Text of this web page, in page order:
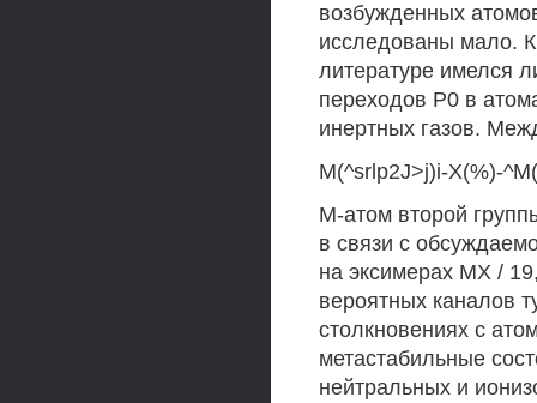
возбужденных
исследованы мало.
литературе имелся
переходов Р0 в
инертных газов.
M(^srlp2J>j)i-X(%)-
М-атом второй
в связи с
на эксимерах MX /
вероятных каналов
столкновениях с
метастабильные
нейтральных и